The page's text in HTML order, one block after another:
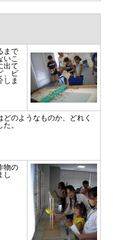
まで
いこ
出て
、ビ
しま
のようなものか、どれく
。
物の
し